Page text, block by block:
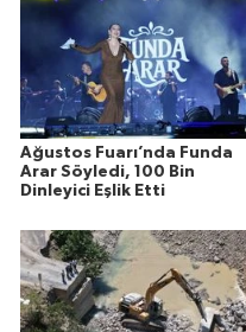
Ağustos Fuarı’nda Funda
Arar Söyledi, 100 Bin
Dinleyici Eşlik Etti